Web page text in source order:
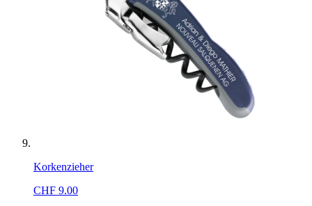
Korkenzieher
CHF 9.00